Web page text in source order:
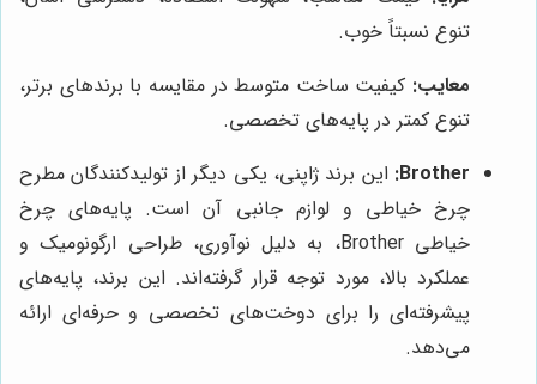
تنوع نسبتاً خوب.
معایب: کیفیت ساخت متوسط در مقایسه با برندهای برتر،
تنوع کمتر در پایه‌های تخصصی.
Brother: این برند ژاپنی، یکی دیگر از تولیدکنندگان مطرح
چرخ خیاطی و لوازم جانبی آن است. پایه‌های چرخ
خیاطی Brother، به دلیل نوآوری، طراحی ارگونومیک و
عملکرد بالا، مورد توجه قرار گرفته‌اند. این برند، پایه‌های
پیشرفته‌ای را برای دوخت‌های تخصصی و حرفه‌ای ارائه
می‌دهد.